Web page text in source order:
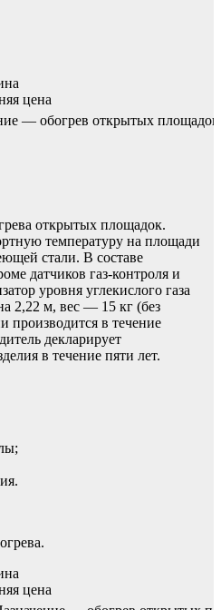
цена
— обогрев открытых
открытых площадок.
температуру на площади
стали. В составе
датчиков газ-контроля и
уровня углекислого газа
2,22 м, вес — 15 кг (без
производится в течение
декларирует
в течение пяти лет.
цена